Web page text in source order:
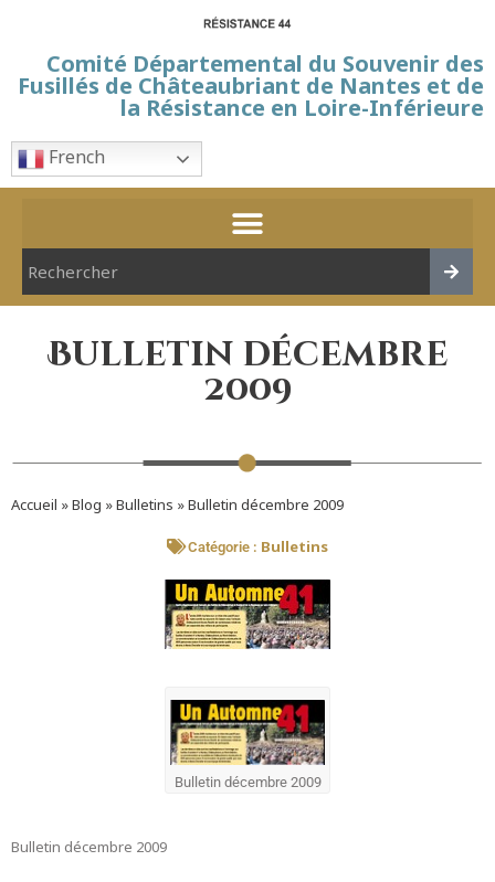
Comité Départemental du Souvenir des
Fusillés de Châteaubriant de Nantes et de
la Résistance en Loire-Inférieure
French
Bulletin décembre
2009
Accueil »Blog »Bulletins »Bulletin décembre 2009
Catégorie : Bulletins
Bulletin décembre 2009
Bulletin décembre 2009